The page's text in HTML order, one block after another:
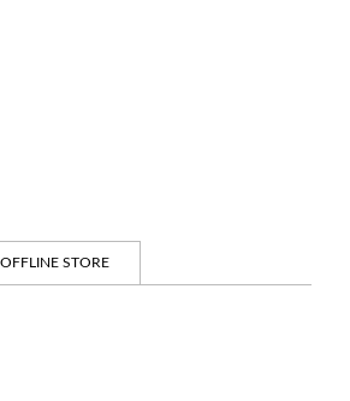
OFFLINE STORE